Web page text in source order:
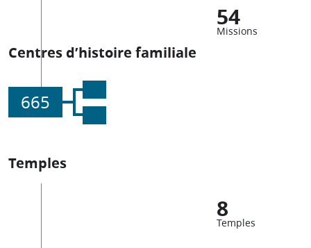
54
Missions
Centres d’histoire familiale
665
Temples
8
Temples